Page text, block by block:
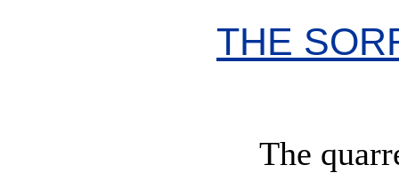
THE
The